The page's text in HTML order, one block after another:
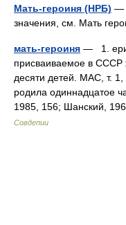
Мать-героиня (НРБ) —
значения, см. Мать
мать-героиня — 1. ери
присваиваемое в
десяти детей. МАС, т.
родила одиннадцатое
1985, 156; Шанский,
Совдепии